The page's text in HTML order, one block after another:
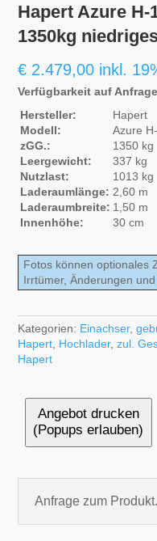
Hapert Azure H-
1350kg
€ 2.479,00 inkl.
Verfügbarkeit auf Anfrage
Hersteller:
Hapert
Modell:
Azure
zGG.:
1350 kg
Leergewicht:
337 kg
Nutzlast:
1013 kg
Laderaumlänge: 2,60 m
Laderaumbreite: 1,50 m
Innenhöhe:
30 cm
Fotos können optionales
Irrtümer, Änderungen
Kategorien: Einachser,
Hapert Hochlader,zul.
Hapert
Angebot drucken
(Popups erlauben)
Anfrage zum